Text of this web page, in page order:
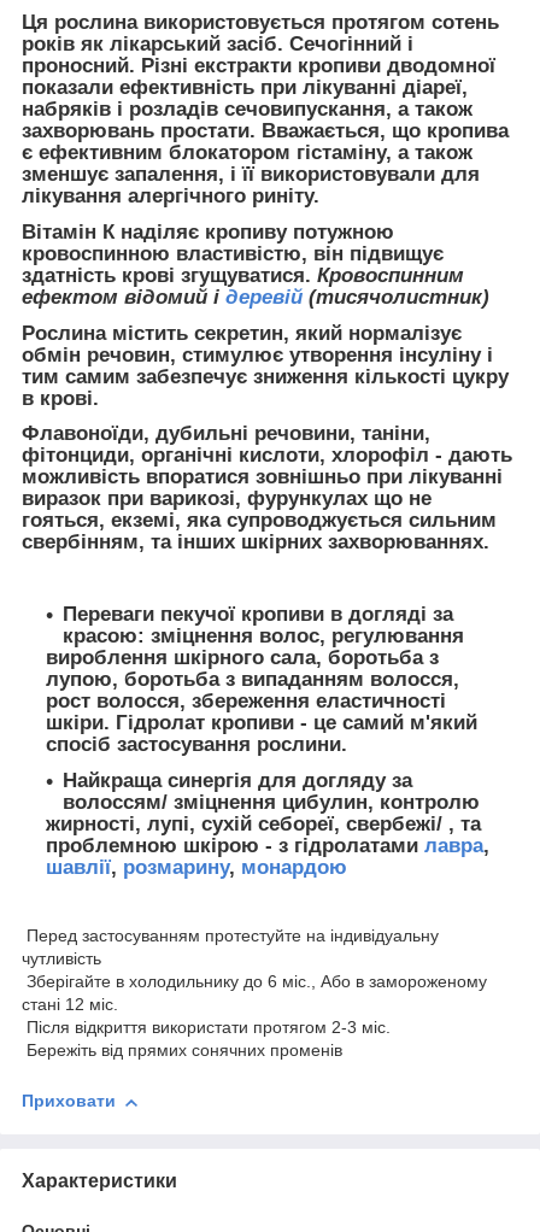
Ця рослина використовується протягом сотень
років як лікарський засіб. Сечогінний і
проносний. Різні екстракти кропиви дводомної
показали ефективність при лікуванні діареї,
набряків і розладів сечовипускання, а також
захворювань простати. Вважається, що кропива
є ефективним блокатором гістаміну, а також
зменшує запалення, і її використовували для
лікування алергічного риніту.
Вітамін К наділяє кропиву потужною
кровоспинною властивістю, він підвищує
здатність крові згущуватися. Кровоспинним
ефектом відомий і деревій (тисячолистник)
Рослина містить секретин, який нормалізує
обмін речовин, стимулює утворення інсуліну і
тим самим забезпечує зниження кількості цукру
в крові.
Флавоноїди, дубильні речовини, таніни,
фітонциди, органічні кислоти, хлорофіл - дають
можливість впоратися зовнішньо при лікуванні
виразок при варикозі, фурункулах що не
гояться, екземі, яка супроводжується сильним
свербінням, та інших шкірних захворюваннях.
Переваги пекучої кропиви в догляді за
красою: зміцнення волос, регулювання
вироблення шкірного сала, боротьба з
лупою, боротьба з випаданням волосся,
рост волосся, збереження еластичності
шкіри. Гідролат кропиви - це самий м'який
спосіб застосування рослини.
Найкраща синергія для догляду за
волоссям/ зміцнення цибулин, контролю
жирності, лупі, сухій себореї, свербежі/ , та
проблемною шкірою - з гідролатами лавра,
шавлії, розмарину, монардою
Перед застосуванням протестуйте на індивідуальну
чутливість
Зберігайте в холодильнику до 6 міс., Або в замороженому
стані 12 міс.
Після відкриття використати протягом 2-3 міс.
Бережіть від прямих сонячних променів
Приховати
Характеристики